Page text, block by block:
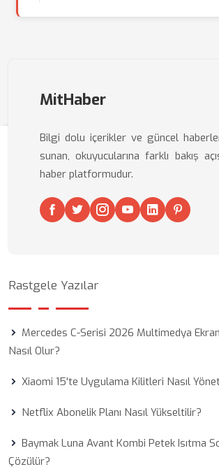
MitHaber
Bilgi dolu içerikler ve güncel
sunan, okuyucularına farklı bakış
haber platformudur.
Rastgele Yazılar
Mercedes C-Serisi 2026 Multimedya
Nasıl Olur?
Xiaomi 15'te Uygulama Kilitleri Nasıl
Netflix Abonelik Planı Nasıl Yükseltilir?
Baymak Luna Avant Kombi Petek Isıtma
Çözülür?